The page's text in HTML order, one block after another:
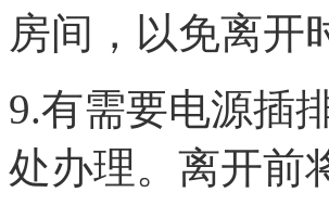
房间，以免离开
9.有需要电源插
处办理。离开前